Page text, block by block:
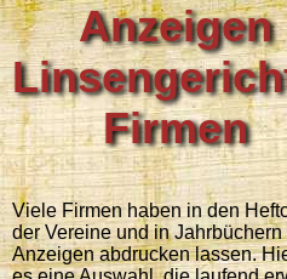
Anzeigen
Firmen
Viele Firmen haben in den
der Vereine und in Jahrbüchern
Anzeigen abdrucken lassen.